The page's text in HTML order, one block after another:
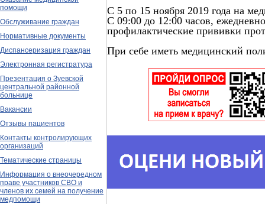
помощи
Обслуживание граждан
Нормативные документы
Диспансеризация граждан
Электронная регистратура
Презентация о Зуевской
центральной районной
больнице
Вакансии
Отзывы пациентов
Контакты контролирующих
организаций
Тематические страницы
Информация о внеочередном
праве участников СВО и
членов их семей на получение
медпомощи
С 5 по 15 ноября 2019 года на
С 09:00 до 12:00 часов,
профилактические прививки
При себе иметь медицинский